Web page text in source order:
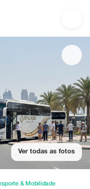
| Up to 50% off |
Ver todas as fotos
& Mobilidade